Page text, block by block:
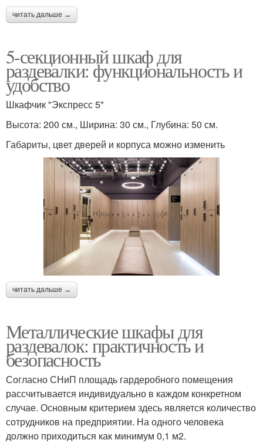
читать дальше →
5-секционный шкаф для
раздевалки: функциональность и
удобство
Шкафчик "Экспресс 5"
Высота: 200 см., Ширина: 30 см., Глубина: 50 см.
Габариты, цвет дверей и корпуса можно изменить
читать дальше →
Металлические шкафы для
раздевалок: практичность и
безопасность
Согласно СНиП площадь гардеробного помещения
рассчитывается индивидуально в каждом конкретном
случае. Основным критерием здесь является количество
сотрудников на предприятии. На одного человека
должно приходиться как минимум 0,1 м2.